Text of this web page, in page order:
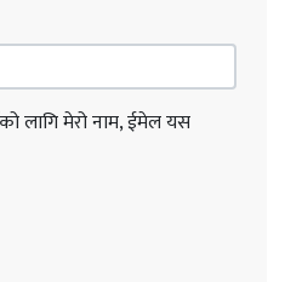
लागि मेरो नाम, ईमेल यस